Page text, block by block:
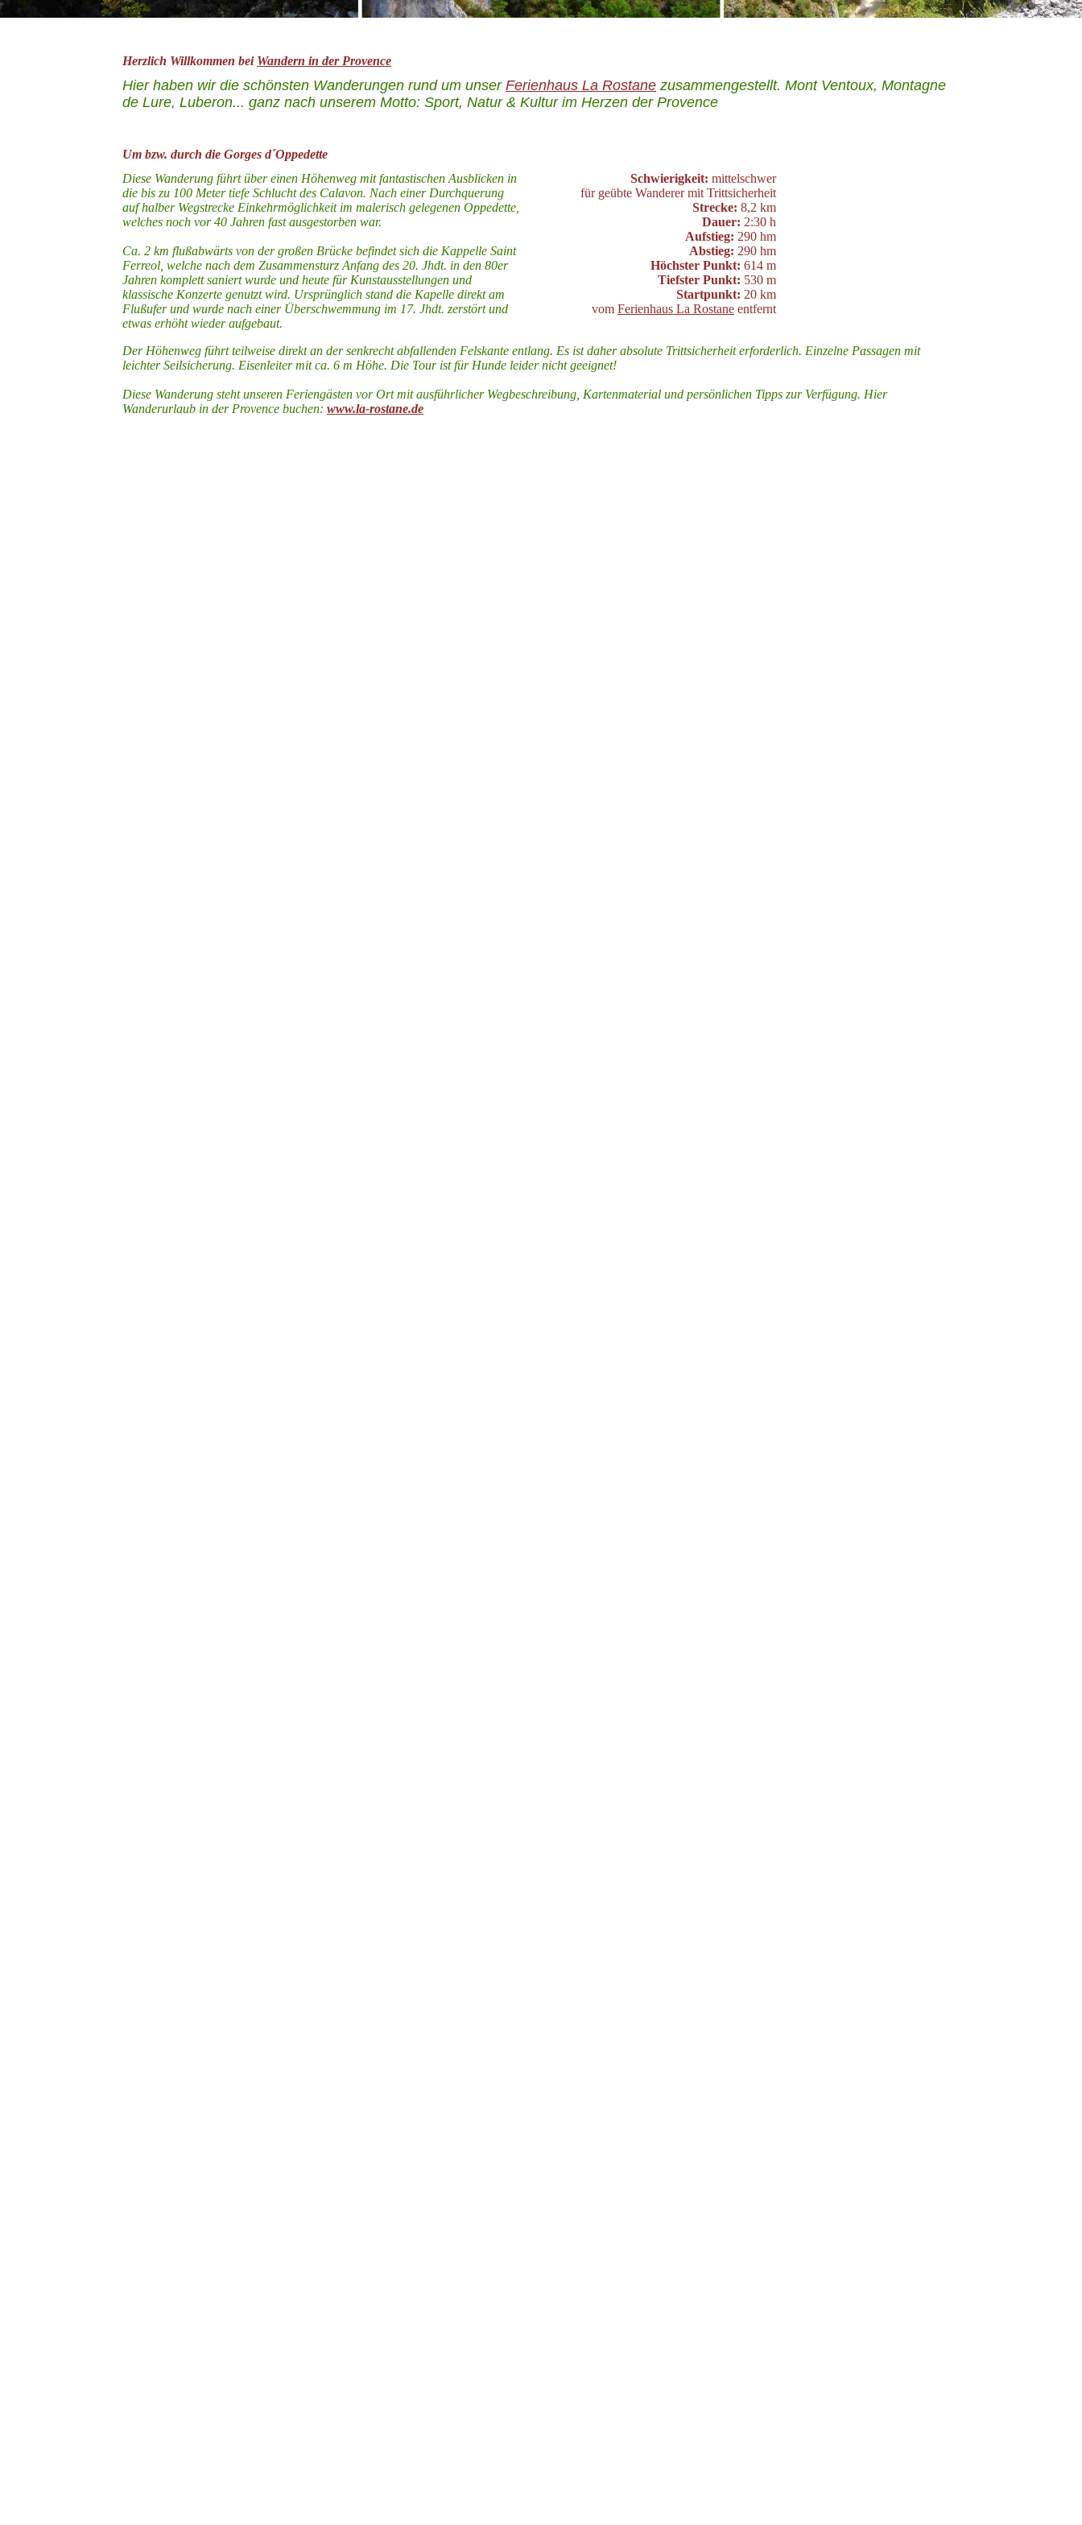
Herzlich Willkommen bei Wandern in der Provence
Hier haben wir die schönsten Wanderungen rund um unser Ferienhaus La Rostane zusammengestellt. Mont Ventoux, Montagne
de Lure, Luberon... ganz nach unserem Motto: Sport, Natur & Kultur im Herzen der Provence
Um bzw. durch die Gorges d´Oppedette
Diese Wanderung führt über einen Höhenweg mit fantastischen Ausblicken in
die bis zu 100 Meter tiefe Schlucht des Calavon. Nach einer Durchquerung
auf halber Wegstrecke Einkehrmöglichkeit im malerisch gelegenen Oppedette,
welches noch vor 40 Jahren fast ausgestorben war.
Ca. 2 km flußabwärts von der großen Brücke befindet sich die Kappelle Saint
Ferreol, welche nach dem Zusammensturz Anfang des 20. Jhdt. in den 80er
Jahren komplett saniert wurde und heute für Kunstausstellungen und
klassische Konzerte genutzt wird. Ursprünglich stand die Kapelle direkt am
Flußufer und wurde nach einer Überschwemmung im 17. Jhdt. zerstört und
etwas erhöht wieder aufgebaut.
Schwierigkeit: mittelschwer
für geübte Wanderer mit Trittsicherheit
Strecke: 8,2 km
Dauer: 2:30 h
Aufstieg: 290 hm
Abstieg: 290 hm
Höchster Punkt: 614 m
Tiefster Punkt: 530 m
Startpunkt: 20 km
vom Ferienhaus La Rostane entfernt
Der Höhenweg führt teilweise direkt an der senkrecht abfallenden Felskante entlang. Es ist daher absolute Trittsicherheit erforderlich. Einzelne Passagen mit
leichter Seilsicherung. Eisenleiter mit ca. 6 m Höhe. Die Tour ist für Hunde leider nicht geeignet!
Diese Wanderung steht unseren Feriengästen vor Ort mit ausführlicher Wegbeschreibung, Kartenmaterial und persönlichen Tipps zur Verfügung. Hier
Wanderurlaub in der Provence buchen: www.la-rostane.de